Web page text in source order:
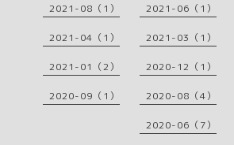
2021-08（1） 2021-06（1）
2021-04（1） 2021-03（1）
2021-01（2） 2020-12（1）
2020-09（1） 2020-08（4）
2020-06（7）